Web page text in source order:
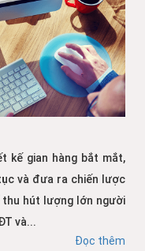
kế gian hàng bắt mắt,
và đưa ra chiến lược
hút lượng lớn người
và...
Đọc thêm